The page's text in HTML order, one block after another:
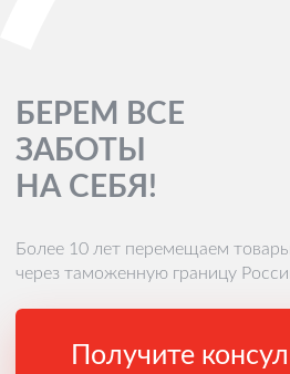
БЕРЕМ ВСЕ
ЗАБОТЫ
НА СЕБЯ!
Более 10 лет перемещаем товары
через таможенную границу
Получите